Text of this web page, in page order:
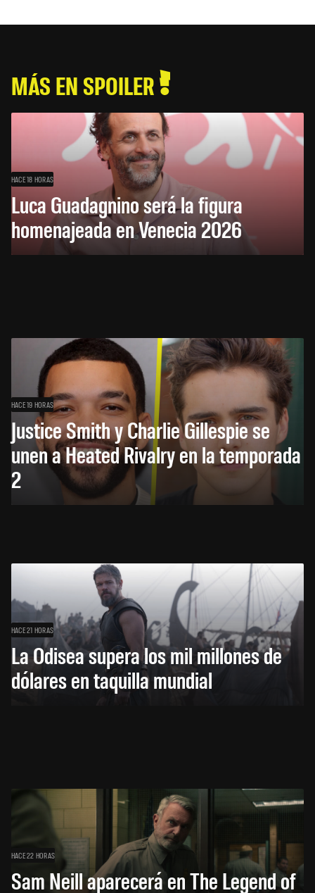
MÁS EN SPOILER
HACE 18 HORAS
Luca Guadagnino será la figura
homenajeada en Venecia 2026
HACE 19 HORAS
Justice Smith y Charlie Gillespie se
unen a Heated Rivalry en la temporada
2
HACE 21 HORAS
La Odisea supera los mil millones de
dólares en taquilla mundial
HACE 22 HORAS
Sam Neill aparecerá en The Legend of